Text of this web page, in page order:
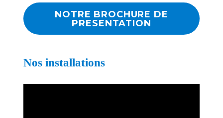
NOTRE BROCHURE DE
PRESENTATION
Nos installations